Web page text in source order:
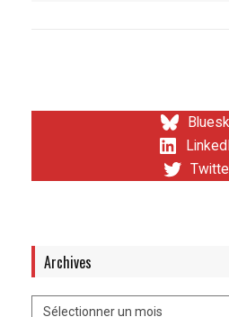
Archives